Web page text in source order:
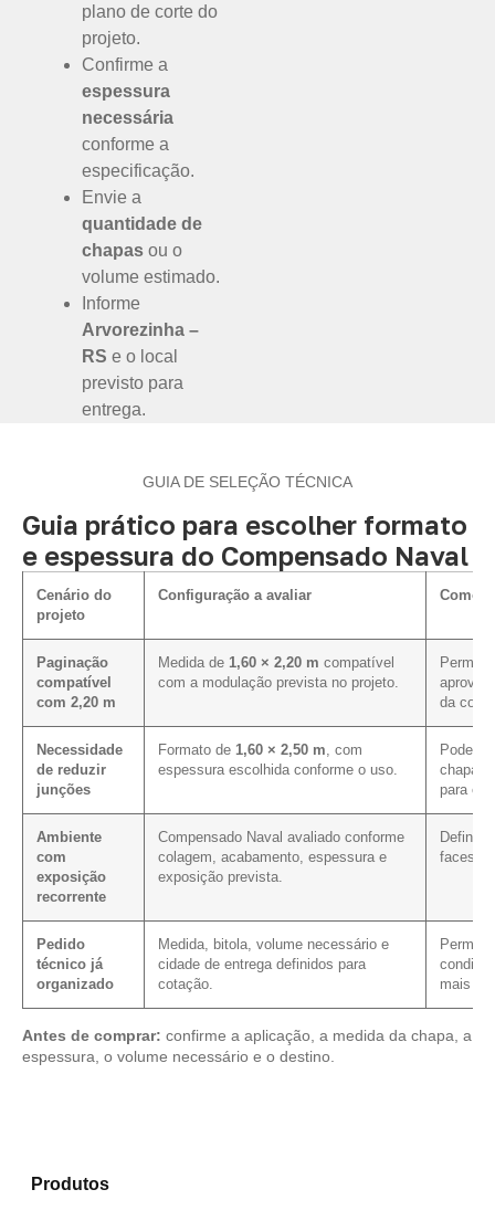
plano de corte do
projeto.
Confirme a
espessura
necessária
conforme a
especificação.
Envie a
quantidade de
chapas ou o
volume estimado.
Informe
Arvorezinha –
RS e o local
previsto para
entrega.
GUIA DE SELEÇÃO TÉCNICA
Guia prático para escolher formato
e espessura do Compensado Naval
Cenário do
projeto
Configuração a avaliar Como
Paginação
compatível
com 2,20 m
Medida de 1,60 × 2,20 m compatível
com a modulação prevista no projeto.
Permite
da
Necessidade
de reduzir
junções
Formato de 1,60 × 2,50 m , com
espessura escolhida conforme o uso.
Pode
chapa
para
Ambiente
com
exposição
recorrente
Compensado Naval avaliado conforme
colagem, acabamento, espessura e
exposição prevista.
Define
faces,
Pedido
técnico já
organizado
Medida, bitola, volume necessário e
cidade de entrega definidos para
cotação.
Permite
mais
Antes de comprar: confirme a aplicação, a medida da chapa, a
espessura, o volume necessário e o destino.
Produtose encontre o material mais adequado para